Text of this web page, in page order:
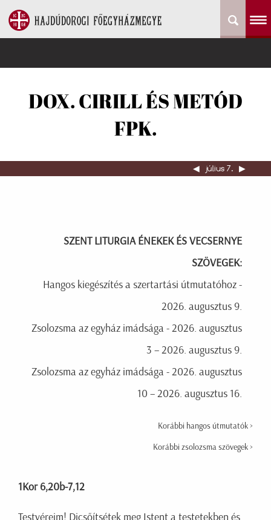
DOX. CIRILL ÉS METÓD
FPK.
◀︎ július 7. ▶︎
SZENT LITURGIA ÉNEKEK ÉS VECSERNYE
SZÖVEGEK:
Hangos kiegészítés a szertartási útmutatóhoz -
2026. augusztus 9.
Zsolozsma az egyház imádsága - 2026. augusztus
3 – 2026. augusztus 9.
Zsolozsma az egyház imádsága - 2026. augusztus
10 – 2026. augusztus 16.
Korábbi hangos útmutatók >
Korábbi zsolozsma szövegek >
1Kor 6,20b-7,12
Testvéreim! Dicsőítsétek meg Istent a testetekben és